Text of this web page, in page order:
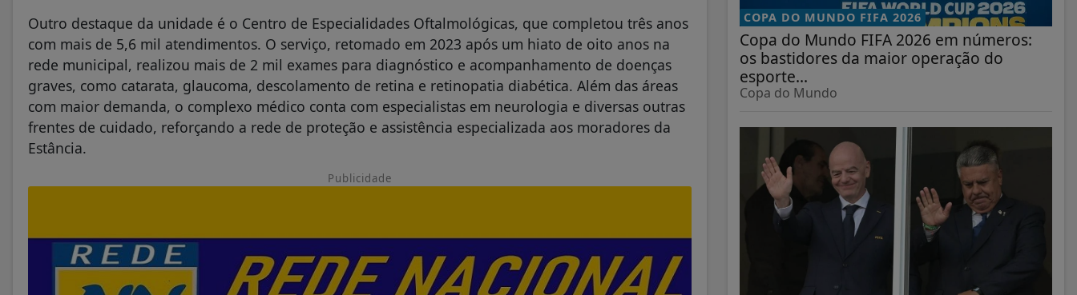
Outro destaque da unidade é o Centro de Especialidades Oftalmológicas, que completou três anos
com mais de 5,6 mil atendimentos. O serviço, retomado em 2023 após um hiato de oito anos na
rede municipal, realizou mais de 2 mil exames para diagnóstico e acompanhamento de doenças
graves, como catarata, glaucoma, descolamento de retina e retinopatia diabética. Além das áreas
com maior demanda, o complexo médico conta com especialistas em neurologia e diversas outras
frentes de cuidado, reforçando a rede de proteção e assistência especializada aos moradores da
Estância.
Publicidade
COPA DO MUNDO FIFA 2026
Copa do Mundo FIFA 2026 em números:
os bastidores da maior operação do
esporte...
Copa do Mundo